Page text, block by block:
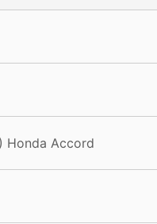
Honda Accord